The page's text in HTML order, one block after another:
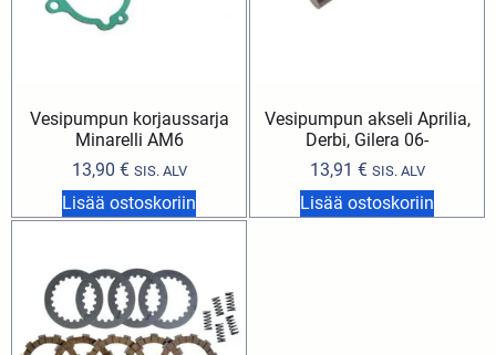
Vesipumpun korjaussarja
Minarelli AM6
13,90 € SIS. ALV
Lisää ostoskoriin
Vesipumpun akseli Aprilia,
Derbi, Gilera 06-
13,91 € SIS. ALV
Lisää ostoskoriin